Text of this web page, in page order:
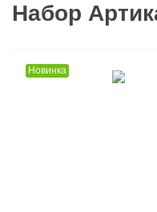
Набор
Новинка